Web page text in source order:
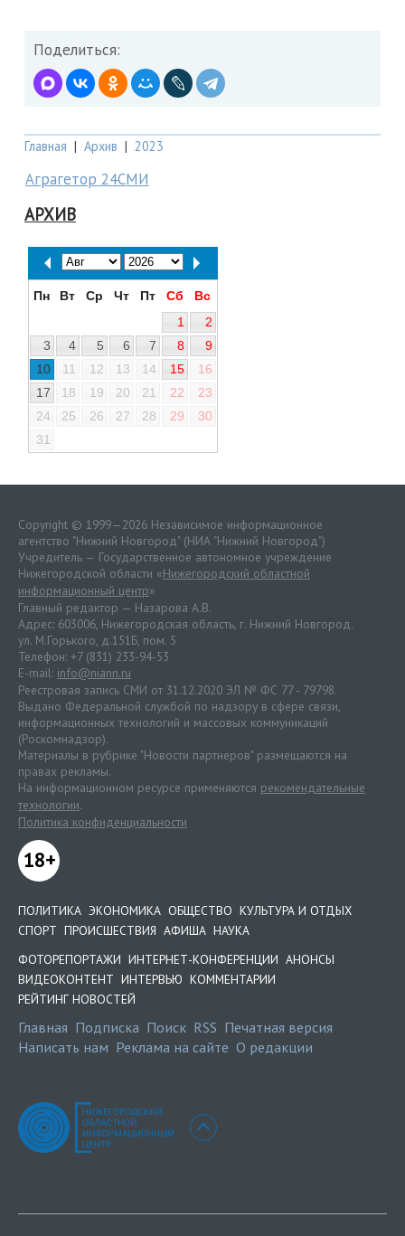
Поделиться:
Главная | Архив | 2023
Аграгетор 24СМИ
АРХИВ
Пн Вт Ср Чт Пт Сб
Вс
1
2
3
4 5 6 7 8
9
10
11 12 13 14 15
16
17
18 19 20 21 22
23
24
25 26 27 28 29
30
31
Copyright © 1999—2026 Независимое информационное
агентство "Нижний Новгород" (НИА "Нижний Новгород")
Учредитель — Государственное автономное учреждение
Нижегородской области «Нижегородский областной
информационный центр»
Главный редактор — Назарова А.В.
Адрес: 603006, Нижегородская область, г. Нижний Новгород.
ул. М.Горького, д.151Б, пом. 5
Телефон: +7 (831) 233-94-53
E-mail: info@niann.ru
Реестровая запись СМИ от 31.12.2020 ЭЛ № ФС 77 - 79798.
Выдано Федеральной службой по надзору в сфере связи,
информационных технологий и массовых коммуникаций
(Роскомнадзор).
Материалы в рубрике "Новости партнеров" размещаются на
правах рекламы.
На информационном ресурсе применяются рекомендательные
технологии.
Политика конфиденциальности
18+
ПОЛИТИКА ЭКОНОМИКА ОБЩЕСТВО КУЛЬТУРА И ОТДЫХ
СПОРТ ПРОИСШЕСТВИЯ АФИША НАУКА
ФОТОРЕПОРТАЖИ ИНТЕРНЕТ-КОНФЕРЕНЦИИ АНОНСЫ
ВИДЕОКОНТЕНТ ИНТЕРВЬЮ КОММЕНТАРИИ
РЕЙТИНГ НОВОСТЕЙ
Главная Подписка Поиск RSS Печатная версия
Написать нам Реклама на сайте О редакции